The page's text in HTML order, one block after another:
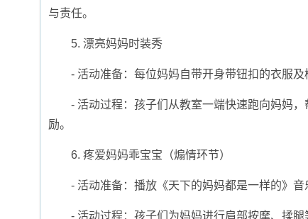
与责任。
5. 漂亮妈妈时装秀
- 活动准备：每位妈妈自带开身带钮扣的衣服及
- 活动过程：孩子们从教室一端快速跑向妈妈
励。
6. 疼爱妈妈乖宝宝（煽情环节）
- 活动准备：播放《天下的妈妈都是一样的》音
- 活动过程：孩子们为妈妈进行肩部按摩、揉